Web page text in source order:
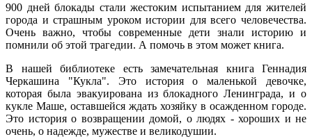
900 дней блокады стали жестоким испытанием для жителей
города и страшным уроком истории для всего человечества.
Очень важно, чтобы современные дети знали историю и
помнили об этой трагедии. А помочь в этом может книга.
В нашей библиотеке есть замечательная книга Геннадия
Черкашина "Кукла". Это история о маленькой девочке,
которая была эвакуирована из блокадного Ленинграда, и о
кукле Маше, оставшейся ждать хозяйку в осажденном городе.
Это история о возвращении домой, о людях - хороших и не
очень, о надежде, мужестве и великодушии.